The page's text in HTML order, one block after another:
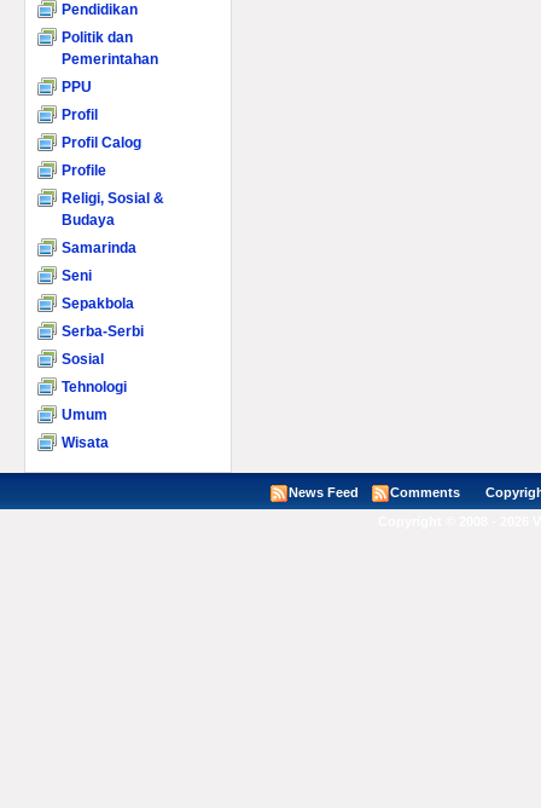
Pendidikan
Politik dan
Pemerintahan
PPU
Profil
Profil Calog
Profile
Religi, Sosial &
Budaya
Samarinda
Seni
Sepakbola
Serba-Serbi
Sosial
Tehnologi
Umum
Wisata
News Feed Comments Copyright